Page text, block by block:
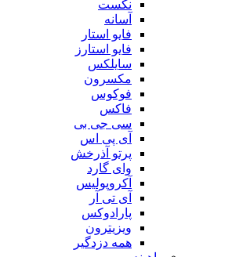
نکست
آسانه
فایو استار
فایو استارز
سایلکس
مکسرون
فوکوس
فاکس
سی جی بی
آی پی اس
پرتو آذرخش
وای گارد
آکروپولیس
آی تی آر
پارادوکس
ویزیترون
همه دزدگیر